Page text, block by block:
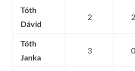
Tóth
Dávid
2 2
Tóth
Janka
3 0